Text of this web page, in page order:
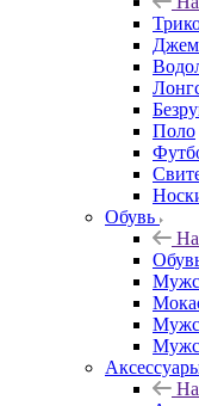
Поло
Обувь